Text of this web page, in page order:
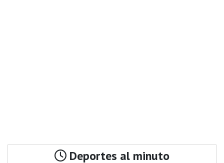
Deportes al minuto